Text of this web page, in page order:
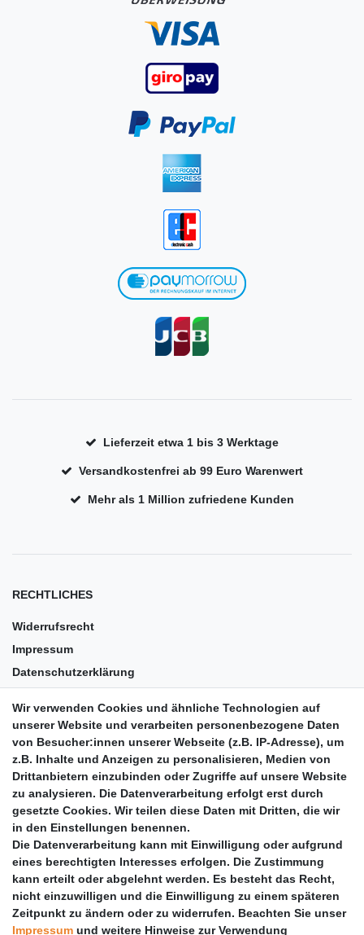
Lieferzeit etwa 1 bis 3 Werktage
Versandkostenfrei ab 99 Euro Warenwert
Mehr als 1 Million zufriedene Kunden
RECHTLICHES
Widerrufsrecht
Impressum
Datenschutzerklärung
Barrierefreiheit
Anleitungen
Vertrag widerrufen
PARTNER
DHL
GLS
PaketPLUS
Wir verwenden Cookies und ähnliche Technologien auf
unserer Website und verarbeiten personenbezogene Daten
von Besucher:innen unserer Webseite (z.B. IP-Adresse), um
z.B. Inhalte und Anzeigen zu personalisieren, Medien von
Drittanbietern einzubinden oder Zugriffe auf unsere Website
zu analysieren. Die Datenverarbeitung erfolgt erst durch
gesetzte Cookies. Wir teilen diese Daten mit Dritten, die wir
in den Einstellungen benennen.
Die Datenverarbeitung kann mit Einwilligung oder aufgrund
eines berechtigten Interesses erfolgen. Die Zustimmung
kann erteilt oder abgelehnt werden. Es besteht das Recht,
nicht einzuwilligen und die Einwilligung zu einem späteren
Zeitpunkt zu ändern oder zu widerrufen. Beachten Sie unser
Impressum und weitere Hinweise zur Verwendung